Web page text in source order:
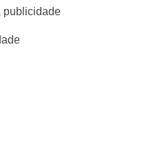
publicidade